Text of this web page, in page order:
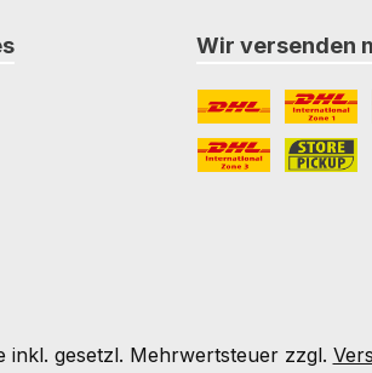
Wir versenden
DHL DHL
inkl. gesetzl. Mehrwertsteuer zzgl.